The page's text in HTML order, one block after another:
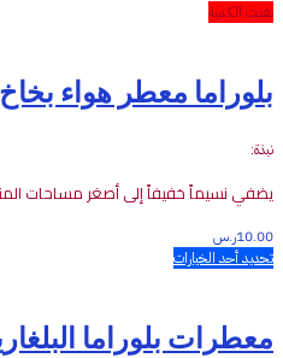
نفذت الكمية
بلوراما معطر هواء
نبذة:
يضفي نسيماًخفيفاًإلىأصغر مساحات
10.00ر.س
تحديد أحد الخيارات
معطرات بلوراما